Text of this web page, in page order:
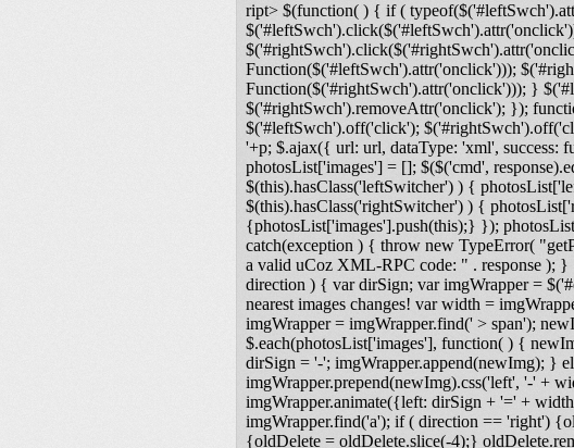
ript> $(function( ) { if (
Function($('#leftSwch').attr('onclick')));
Function($('#rightSwch').attr('onclick'))); }
$('#rightSwch').removeAttr('onclick'); });
$('#leftSwch').off('click');
'+p; $.ajax({ url: url, dataType: 'xml', success:
photosList['images'] = []; $($('cmd',
$(this).hasClass('leftSwitcher') ) {
$(this).hasClass('rightSwitcher') ) {
{photosList['images'].push(this);} });
catch(exception ) { throw new TypeError(
a valid uCoz XML-RPC code: " . response );
direction ) { var dirSign; var imgWrapper =
nearest images changes! var width =
imgWrapper = imgWrapper.find(' > span');
$.each(photosList['images'], function( ) {
dirSign = '-'; imgWrapper.append(newImg); }
imgWrapper.prepend(newImg).css('left', '-' +
imgWrapper.animate({left: dirSign + '=' +
imgWrapper.find('a'); if ( direction == 'right')
{oldDelete = oldDelete.slice(-4);}